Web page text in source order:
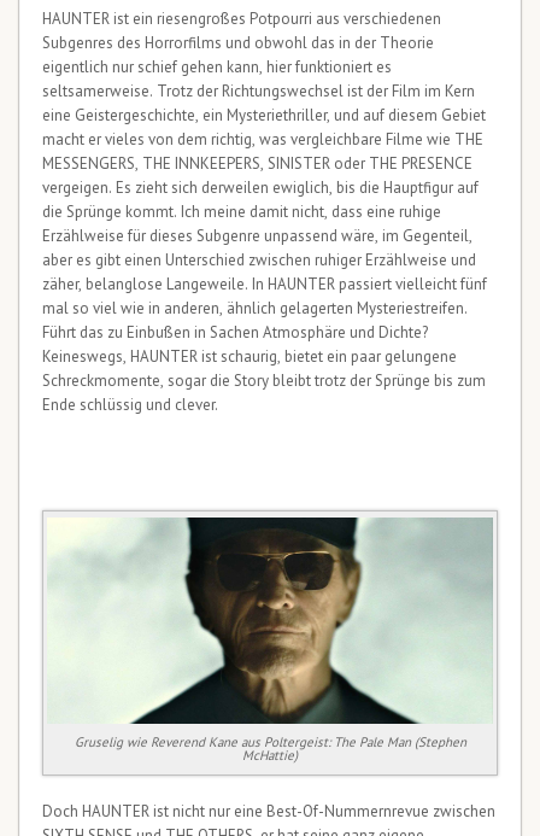
HAUNTER ist ein riesengroßes Potpourri aus verschiedenen
Subgenres des Horrorfilms und obwohl das in der Theorie
eigentlich nur schief gehen kann, hier funktioniert es
seltsamerweise. Trotz der Richtungswechsel ist der Film im Kern
eine Geistergeschichte, ein Mysteriethriller, und auf diesem Gebiet
macht er vieles von dem richtig, was vergleichbare Filme wie THE
MESSENGERS, THE INNKEEPERS, SINISTER oder THE PRESENCE
vergeigen. Es zieht sich derweilen ewiglich, bis die Hauptfigur auf
die Sprünge kommt. Ich meine damit nicht, dass eine ruhige
Erzählweise für dieses Subgenre unpassend wäre, im Gegenteil,
aber es gibt einen Unterschied zwischen ruhiger Erzählweise und
zäher, belanglose Langeweile. In HAUNTER passiert vielleicht fünf
mal so viel wie in anderen, ähnlich gelagerten Mysteriestreifen.
Führt das zu Einbußen in Sachen Atmosphäre und Dichte?
Keineswegs, HAUNTER ist schaurig, bietet ein paar gelungene
Schreckmomente, sogar die Story bleibt trotz der Sprünge bis zum
Ende schlüssig und clever.
Gruselig wie Reverend Kane aus Poltergeist: The Pale Man (Stephen
McHattie)
Doch HAUNTER ist nicht nur eine Best-Of-Nummernrevue zwischen